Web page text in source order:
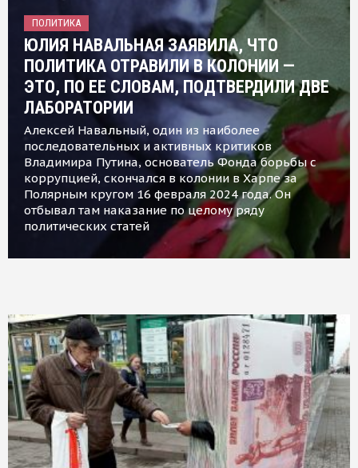
ПОЛИТИКА
ЮЛИЯ НАВАЛЬНАЯ ЗАЯВИЛА, ЧТО
ПОЛИТИКА ОТРАВИЛИ В КОЛОНИИ —
ЭТО, ПО ЕЕ СЛОВАМ, ПОДТВЕРДИЛИ ДВЕ
ЛАБОРАТОРИИ
Алексей Навальный, один из наиболее
последовательных и активных критиков
Владимира Путина, основатель Фонда борьбы с
коррупцией, скончался в колонии в Харпе за
Полярным кругом 16 февраля 2024 года. Он
отбывал там наказание по целому ряду
политических статей